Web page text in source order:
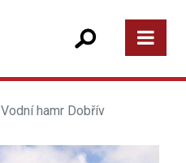
Vodní hamr Dobřív